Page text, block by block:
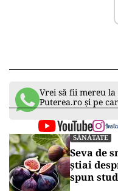
Vrei să fii mereu
Puterea.ro și pe
SĂNĂTATE
Seva de
știai
spun